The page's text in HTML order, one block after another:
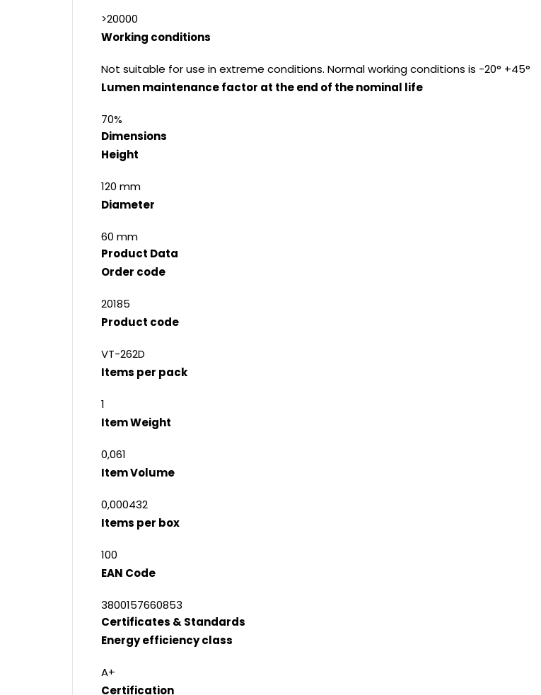
>20000
Working conditions
Not suitable for use in extreme conditions. Normal working conditions is -20° +45°
Lumen maintenance factor at the end of the nominal life
70%
Dimensions
Height
120 mm
Diameter
60 mm
Product Data
Order code
20185
Product code
VT-262D
Items per pack
1
Item Weight
0,061
Item Volume
0,000432
Items per box
100
EAN Code
3800157660853
Certificates & Standards
Energy efficiency class
A+
Certification